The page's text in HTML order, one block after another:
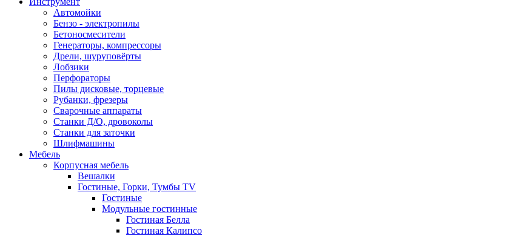
Автомойки
Бензо - электропилы
Бетоносмесители
Генераторы, компрессоры
Дрели, шуруповёрты
Лобзики
Перфораторы
Пилы дисковые, торцевые
Рубанки, фрезеры
Сварочные аппараты
Станки Д/О, дровоколы
Станки для заточки
Шлифмашины
Мебель
Корпусная мебель
Вешалки
Гостиные, Горки, Тумбы TV
Гостиные
Модульные гостинные
Гостиная Белла
Гостиная Калипсо